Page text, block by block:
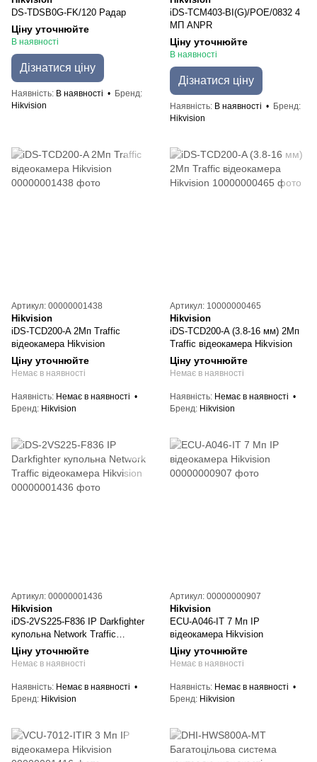
DS-TDSB0G-FK/120 Радар
Ціну уточнюйте
В наявності
Дізнатися ціну
Наявність В наявності
Бренд
Hikvision
iDS-TCM403-BI(G)/POE/0832 4
МП ANPR
Ціну уточнюйте
В наявності
Дізнатися ціну
Наявність В наявності
Бренд
Hikvision
Артикул: 00000001438
Hikvision
iDS-TCD200-A 2Мп Traffic
відеокамера Hikvision
Ціну уточнюйте
Немає в наявності
Наявність Немає в наявності
Бренд Hikvision
Артикул: 10000000465
Hikvision
iDS-TCD200-A (3.8-16 мм) 2Мп
Traffic відеокамера Hikvision
Ціну уточнюйте
Немає в наявності
Наявність Немає в наявності
Бренд Hikvision
Артикул: 00000001436
Hikvision
iDS-2VS225-F836 IP Darkfighter
купольна Network Traffic
відеокамера Hikvision
Ціну уточнюйте
Немає в наявності
Наявність Немає в наявності
Бренд Hikvision
Артикул: 00000000907
Hikvision
ECU-A046-IT 7 Мп IP
відеокамера Hikvision
Ціну уточнюйте
Немає в наявності
Наявність Немає в наявності
Бренд Hikvision